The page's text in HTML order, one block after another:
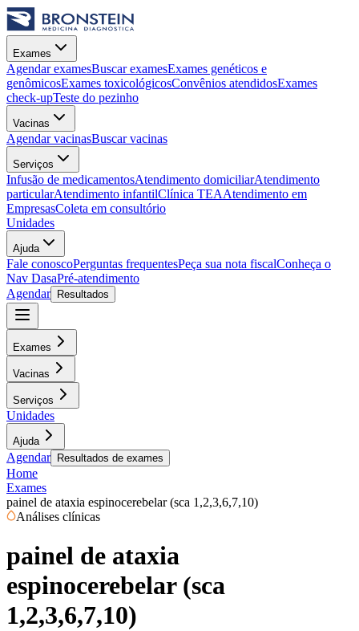
Exames
Agendar examesBuscar examesExames genéticos e
genômicosExames toxicológicosConvênios atendidosExames
check-upTeste do pezinho
Vacinas
Agendar vacinasBuscar vacinas
Serviços
Infusão de medicamentosAtendimento domiciliarAtendimento
particularAtendimento infantilClínica TEAAtendimento em
EmpresasColeta em consultório
Unidades
Ajuda
Fale conoscoPerguntas frequentesPeça sua nota fiscalConheça o
Nav DasaPré-atendimento
Agendar
Resultados
Exames
Vacinas
Serviços
Unidades
Ajuda
Agendar Resultados de exames
Home
Exames
painel de ataxia espinocerebelar (sca 1,2,3,6,7,10)
Análises clínicas
painel de ataxia
espinocerebelar (sca
1,2,3,6,7,10)